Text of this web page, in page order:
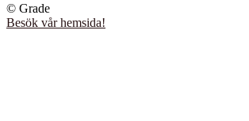
© Grade
Besök vår hemsida!